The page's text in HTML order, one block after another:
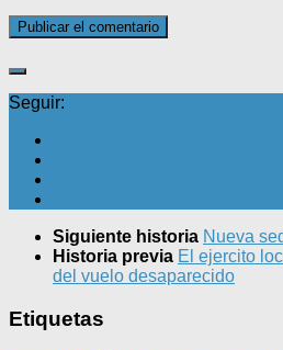
Seguir:
Siguiente historia Nueva
Historia previa El ejercito
del vuelo desaparecido
Etiquetas